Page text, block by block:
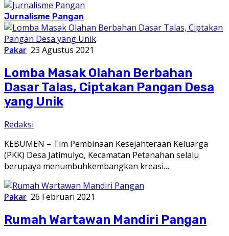
Jurnalisme Pangan
Pakar 23 Agustus 2021
Lomba Masak Olahan Berbahan
Dasar Talas, Ciptakan Pangan Desa
yang Unik
Redaksi
KEBUMEN – Tim Pembinaan Kesejahteraan Keluarga
(PKK) Desa Jatimulyo, Kecamatan Petanahan selalu
berupaya menumbuhkembangkan kreasi…
Pakar 26 Februari 2021
Rumah Wartawan Mandiri Pangan